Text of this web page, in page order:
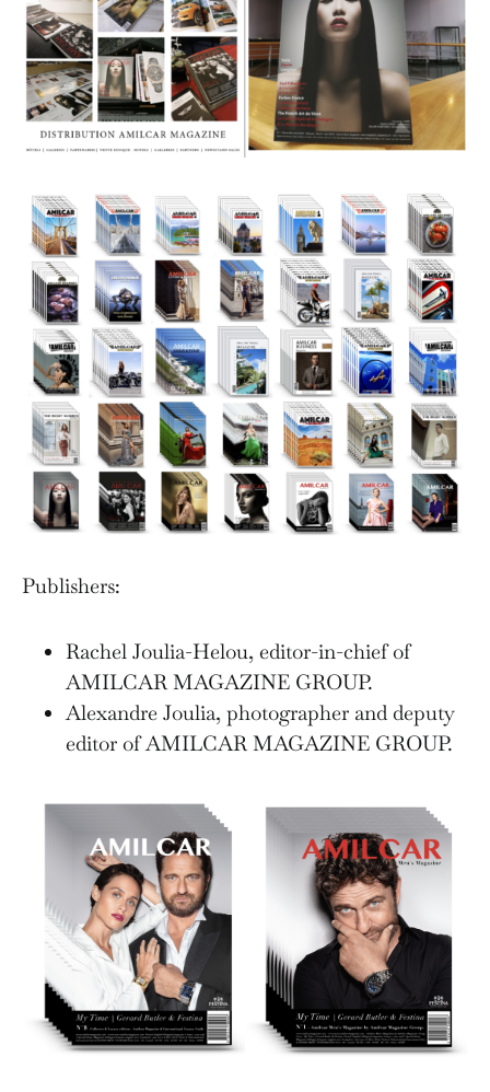
Publishers:
Rachel Joulia-Helou, editor-in-chief of
AMILCAR MAGAZINE GROUP.
Alexandre Joulia, photographer and deputy
editor of AMILCAR MAGAZINE GROUP.